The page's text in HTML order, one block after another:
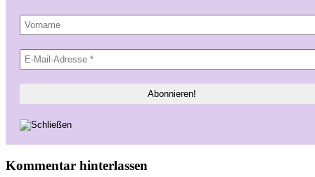
Kommentar hinterlassen